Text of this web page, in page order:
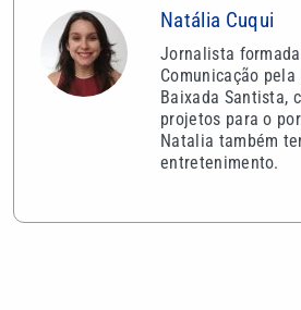
Natália Cuqui
Jornalista
Comunicação
Baixada Santista,
projetos para o
Natalia também
entretenimento.